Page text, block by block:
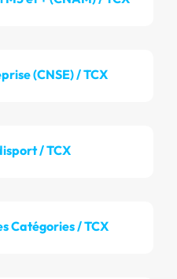
(CNSE) / TCX
/ TCX
Catégories / TCX